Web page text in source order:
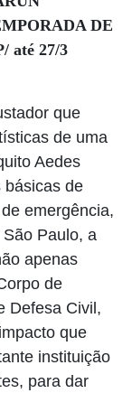
DE
até 27/3
que
de uma
Aedes
básicas de
emergência,
Paulo, a
apenas
de
Defesa Civil,
que
instituição
para dar